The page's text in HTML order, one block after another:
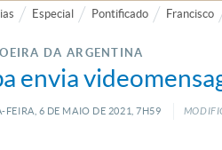
Especial Pontificado Francisco
DA ARGENTINA
envia
FEIRA, 6 DE MAIO DE 2021, 7H59